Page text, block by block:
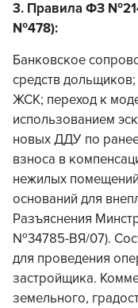
3. Правила ФЗ
№478):
Банковское
средств
ЖСК; переход к
использованием
новых ДДУ по
взноса в
нежилых
оснований для
Разъяснения
№34785-ВЯ/07).
для проведения
застройщика.
земельного,